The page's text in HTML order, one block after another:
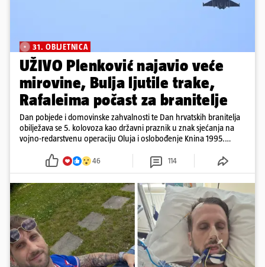
31. OBLJETNICA
UŽIVO Plenković najavio veće
mirovine, Bulja ljutile trake,
Rafaleima počast za branitelje
Dan pobjede i domovinske zahvalnosti te Dan hrvatskih branitelja
obilježava se 5. kolovoza kao državni praznik u znak sjećanja na
vojno-redarstvenu operaciju Oluja i oslobođenje Knina 1995.
46 114